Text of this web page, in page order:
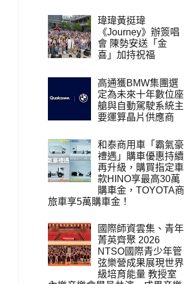
瑋瑋黃挺瑋
《Journey》辦簽唱
會 陳勢安送「金
喜」加持祝福
高通獲BMW集團選
定為未來十年數位座
艙與自動駕駛系統主
要運算晶片供應商
和泰商用車「霸氣豪
禮遇」購車優惠持續
再升級，購買指定車
款HINO享最高30萬
購車金，TOYOTA商
旅車享5萬購車金！
國際師資雲集、青年
菁英齊聚 2026
NTSO國際青少年管
弦樂營成果展現世界
級培育能量 教授室